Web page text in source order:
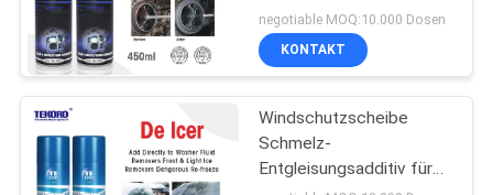
Aerosol-Elektronik-
Reiniger
Vergaser
negotiable MOQ:10.000 Dosen
KONTAKT
Windschutzscheibe
Schmelz-
Entgleisungsadditiv für